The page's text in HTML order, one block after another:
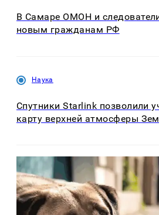
В Самаре ОМОН и
новым гражданам РФ
Наука
Спутники Starlink позволили
карту верхней атмосферы